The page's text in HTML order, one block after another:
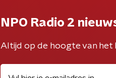
NPO Radio 2
Altijd op de hoogte van het